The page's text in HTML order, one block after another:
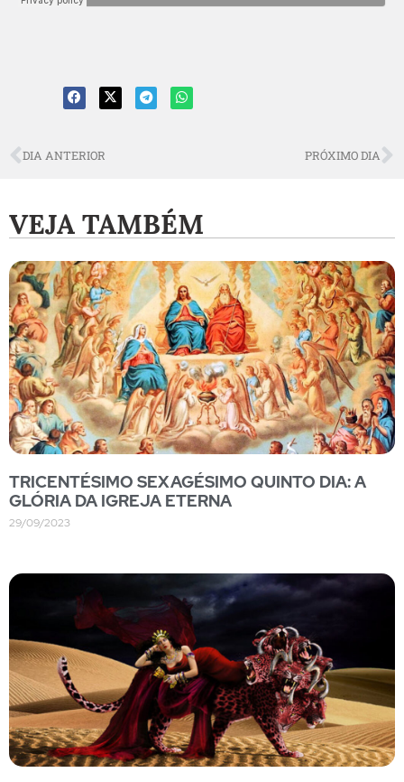
DIA ANTERIOR PRÓXIMO DIA
VEJA TAMBÉM
TRICENTÉSIMO SEXAGÉSIMO QUINTO DIA: A
GLÓRIA DA IGREJA ETERNA
29/09/2023